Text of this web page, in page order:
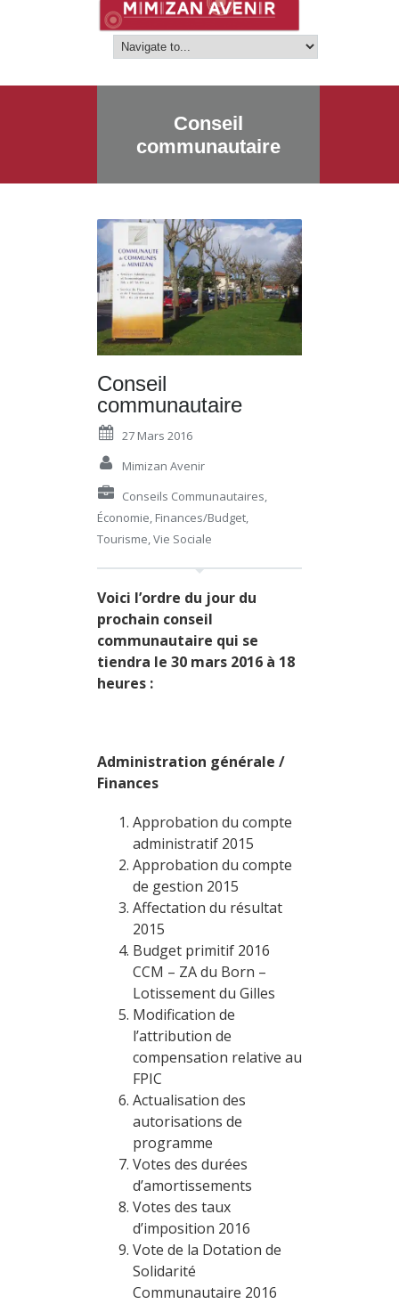
Conseil
communautaire
Conseil
communautaire
27 Mars 2016
Mimizan Avenir
Conseils Communautaires,
Économie, Finances/budget,
Tourisme,Vie Sociale
Voici l’ordre du jour du
prochain conseil
communautaire qui se
tiendra le 30 mars 2016 à 18
heures :
Administration générale /
Finances
Approbation du compte
administratif 2015
Approbation du compte
de gestion 2015
Affectation du résultat
2015
Budget primitif 2016
CCM – ZA du Born –
Lotissement du Gilles
Modification de
l’attribution de
compensation relative au
FPIC
Actualisation des
autorisations de
programme
Votes des durées
d’amortissements
Votes des taux
d’imposition 2016
Vote de la Dotation de
Solidarité
Communautaire 2016